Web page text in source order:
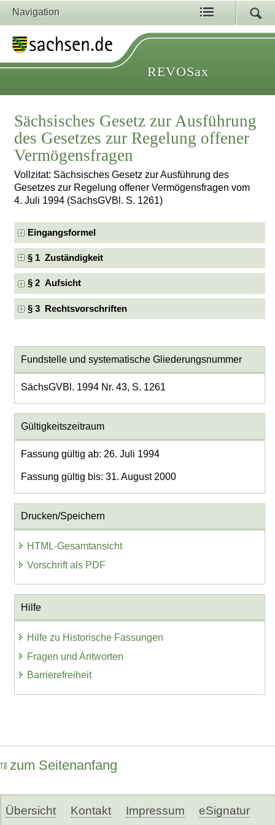
Navigation
REVOSax
Sächsisches Gesetz zur Ausführung
des Gesetzes zur Regelung offener
Vermögensfragen
Vollzitat: Sächsisches Gesetz zur Ausführung des
Gesetzes zur Regelung offener Vermögensfragen vom
4. Juli 1994 (SächsGVBl. S. 1261)
Eingangsformel
§ 1 Zuständigkeit
§ 2 Aufsicht
§ 3 Rechtsvorschriften
Fundstelle und systematische Gliederungsnummer
SächsGVBl. 1994 Nr. 43, S. 1261
Gültigkeitszeitraum
Fassung gültig ab: 26. Juli 1994
Fassung gültig bis: 31. August 2000
Drucken/Speichern
HTML-Gesamtansicht
Vorschrift als PDF
Hilfe
Hilfe zu Historische Fassungen
Fragen und Antworten
Barrierefreiheit
zum Seitenanfang
Übersicht Kontakt Impressum eSignatur